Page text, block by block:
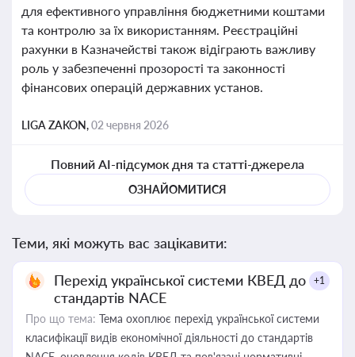
для ефективного управління бюджетними коштами
та контролю за їх використанням. Реєстраційні
рахунки в Казначействі також відіграють важливу
роль у забезпеченні прозорості та законності
фінансових операцій державних установ.
LIGA ZAKON,02 червня 2026
Повний AI-підсумок дня та статті-джерела
ОЗНАЙОМИТИСЯ
Теми, які можуть вас зацікавити:
Перехід української системи КВЕД до
стандартів NACE
+1
Про що тема: Тема охоплює перехід української системи
класифікації видів економічної діяльності до стандартів